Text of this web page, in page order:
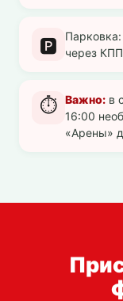
🅿️ Парковка:
через
⏱️ Важно: в
16:00
«Арены»